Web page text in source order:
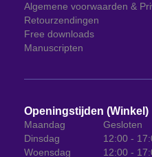
Algemene voorwaarden &
Retourzendingen
Free downloads
Manuscripten
Openingstijden (Winkel)
Maandag
Gesloten
Dinsdag
12:00 -
Woensdag
12:00 -